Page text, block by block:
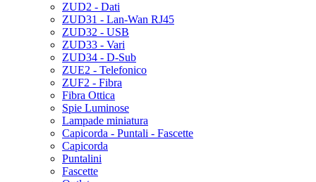
ZUD2 - Dati
ZUD31 - Lan-Wan RJ45
ZUD32 - USB
ZUD33 - Vari
ZUD34 - D-Sub
ZUE2 - Telefonico
ZUF2 - Fibra
Fibra Ottica
Spie Luminose
Lampade miniatura
Capicorda - Puntali - Fascette
Capicorda
Puntalini
Fascette